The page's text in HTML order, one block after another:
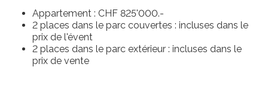
Appartement : CHF 825'000.-
2 places dans le parc couvertes : incluses dans le
prix de l'évent
2 places dans le parc extérieur : incluses dans le
prix de vente